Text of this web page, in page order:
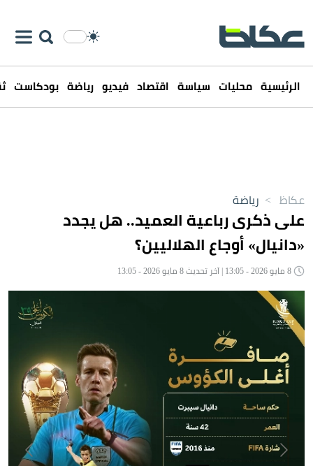
الرئيسية محليات سياسة اقتصاد فيديو رياضة بودكاست
عكاظ > رياضة
على ذكرى رباعية العميد.. هل يجدد
«دانيال» أوجاع الهلاليين؟